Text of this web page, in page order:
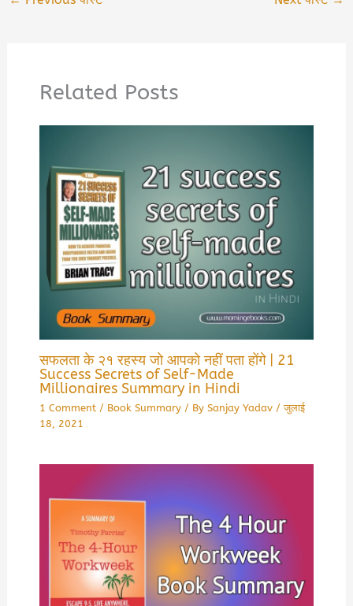
Related Posts
सफलता के २१ रहस्य जो आपको नहीं पता होंगे | 21
Success Secrets of Self-Made
Millionaires Summary in Hindi
1 Comment / Book Summary/ By Sanjay Yadav /जुलाई
18, 2021